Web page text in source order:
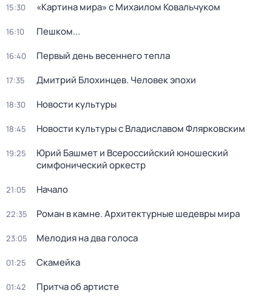
15:30 «Картина мира» с Михаилом Ковальчуком
16:10 Пешком...
16:40 Первый день весеннего тепла
17:35 Дмитрий Блохинцев. Человек эпохи
18:30 Новости культуры
18:45 Новости культуры с Владиславом Флярковским
19:25
Юрий Башмет и Всероссийский юношеский
симфонический оркестр
21:05 Начало
22:35 Роман в камне. Архитектурные шедевры мира
23:05 Мелодия на два голоса
01:25 Скамейка
01:42 Притча об артисте